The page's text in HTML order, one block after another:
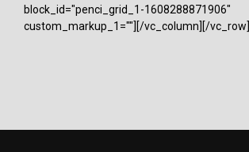
block_id="penci_grid_1-1608288871906"
custom_markup_1=""][/vc_column][/vc_row]